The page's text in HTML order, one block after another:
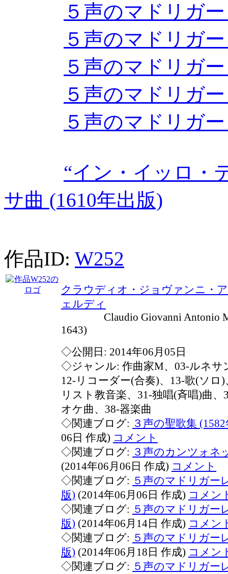
５声のマドリガ
５声のマドリガ
５声のマドリガ
５声のマドリガ
５声のマドリガ
“イン・イッロ・
サ曲 (1610年出版)
作品ID: W252
クラウディオ・ジョヴァンニ・
ェルディ
Claudio Giovanni Antonio
1643)
◇公開日: 2014年06月05日
◇ジャンル: 作曲家M、03-ルネサ
12-リコーダー(合奏)、13-歌(ソロ
リスト教音楽、31-独唱(斉唱)曲、
オケ曲、38-器楽曲
◇関連ブログ: ３声の聖歌集
06日 作成) コメント
◇関連ブログ: ３声のカンツォネ
(2014年06月06日 作成) コメント
◇関連ブログ: ５声のマドリガー
版) (2014年06月06日 作成) コメン
◇関連ブログ: ５声のマドリガー
版) (2014年06月14日 作成) コメン
◇関連ブログ: ５声のマドリガー
版) (2014年06月18日 作成) コメン
◇関連ブログ: ５声のマドリガー